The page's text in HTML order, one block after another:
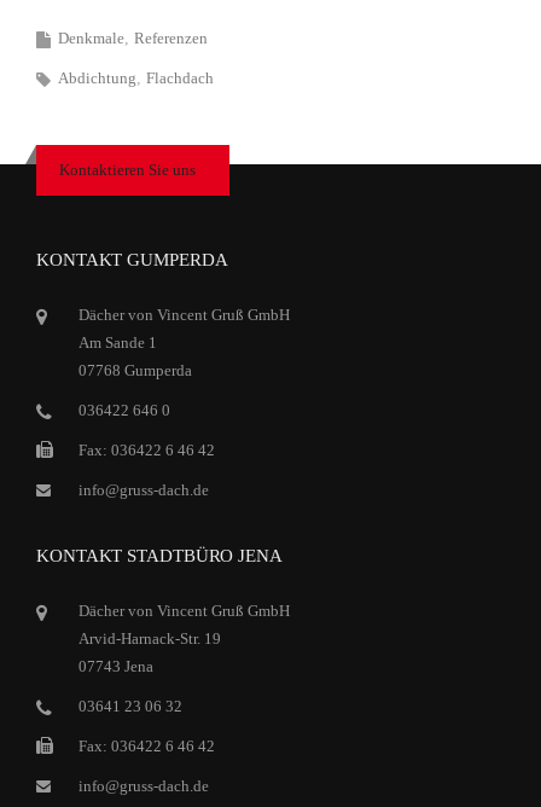
Denkmale Referenzen
Abdichtung Flachdach
Kontaktieren Sie uns
KONTAKT GUMPERDA
Dächer von Vincent Gruß GmbH
Am Sande 1
07768 Gumperda
036422 646 0
Fax: 036422 6 46 42
info@gruss-dach.de
KONTAKT STADTBÜRO JENA
Dächer von Vincent Gruß GmbH
Arvid-Harnack-Str. 19
07743 Jena
03641 23 06 32
Fax: 036422 6 46 42
info@gruss-dach.de